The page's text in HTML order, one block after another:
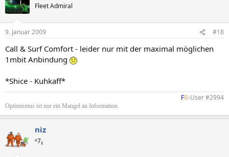
Fleet Admiral
9. Januar 2009 #18
Call & Surf Comfort - leider nur mit der maximal möglichen
1mbit Anbindung
*Shice - Kuhkaff*
FB-User #2994​
Optimismus ist nur ein Mangel an Information.
niz
ᴬ7ᵪ